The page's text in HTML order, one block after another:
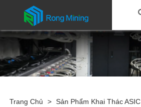
Trang Chủ > Sản Phẩm Khai Thác ASIC